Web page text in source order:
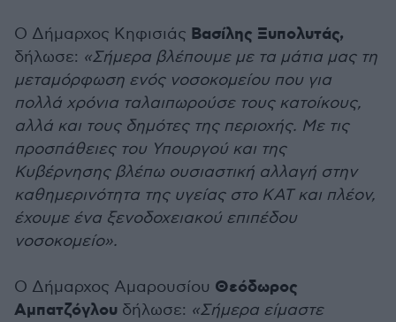
Ο Δήμαρχος Κηφισιάς Βασίλης Ξυπολυτάς,
δήλωσε: «Σήμερα βλέπουμε με τα μάτια μας τη
μεταμόρφωση ενός νοσοκομείου που για
πολλά χρόνια ταλαιπωρούσε τους κατοίκους,
αλλά και τους δημότες της περιοχής. Με τις
προσπάθειες του Υπουργού και της
Κυβέρνησης βλέπω ουσιαστική αλλαγή στην
καθημερινότητα της υγείας στο ΚΑΤ και πλέον,
έχουμε ένα ξενοδοχειακού επιπέδου
νοσοκομείο».
Ο Δήμαρχος Αμαρουσίου Θεόδωρος
Αμπατζόγλου δήλωσε: «Σήμερα είμαστε